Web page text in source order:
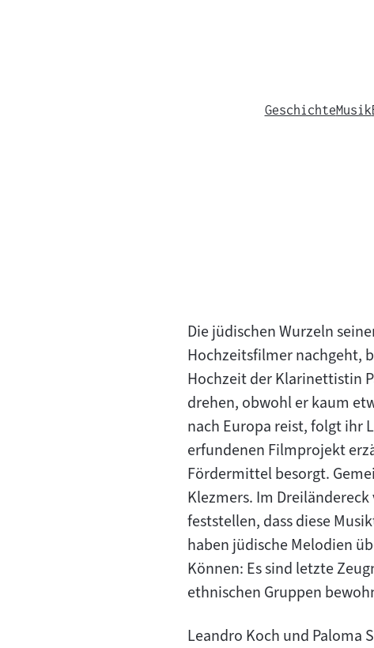
GeschichteMusik
Die jüdischen Wurzeln
Hochzeitsfilmer nachgeht,
Hochzeit der Klarinettistin
drehen, obwohl er kaum
nach Europa reist, folgt ihr
erfundenen Filmprojekt
Fördermittel besorgt.
Klezmers. Im
feststellen, dass diese
haben jüdische Melodien
Können: Es sind letzte
ethnischen Gruppen
Leandro Koch und Paloma